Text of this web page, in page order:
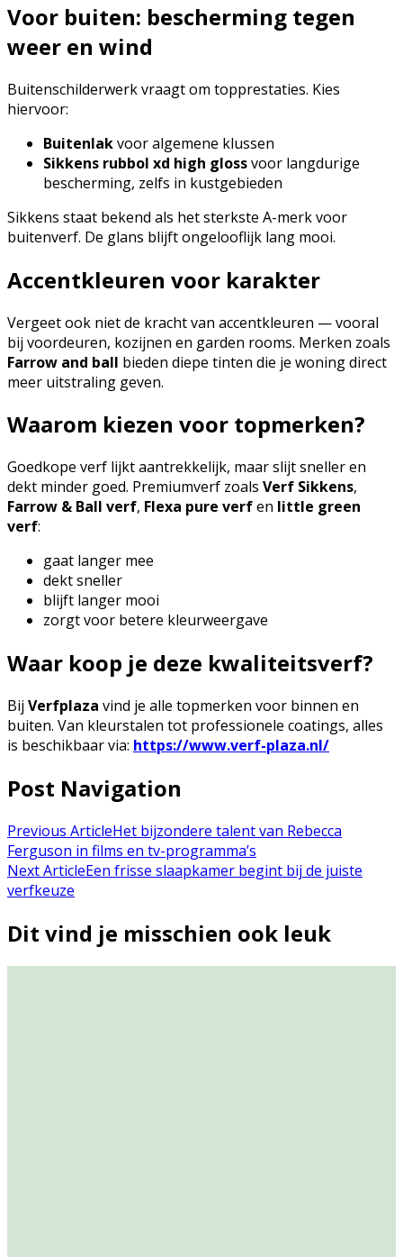
Voor buiten: bescherming tegen
weer en wind
Buitenschilderwerk vraagt om topprestaties. Kies
hiervoor:
Buitenlakvoor algemene klussen
Sikkens rubbol xd high glossvoor langdurige
bescherming, zelfs in kustgebieden
Sikkens staat bekend als het sterkste A-merk voor
buitenverf. De glans blijft ongelooflijk lang mooi.
Accentkleuren voor karakter
Vergeet ook niet de kracht van accentkleuren — vooral
bij voordeuren, kozijnen en garden rooms. Merken zoals
Farrow and ball bieden diepe tinten die je woning direct
meer uitstraling geven.
Waarom kiezen voor topmerken?
Goedkope verf lijkt aantrekkelijk, maar slijt sneller en
dekt minder goed. Premiumverf zoals Verf Sikkens,
Farrow & Ball verf, Flexa pure verfen little green
verf:
gaat langer mee
dekt sneller
blijft langer mooi
zorgt voor betere kleurweergave
Waar koop je deze kwaliteitsverf?
Bij Verfplaza vind je alle topmerken voor binnen en
buiten. Van kleurstalen tot professionele coatings, alles
is beschikbaar via: https://www.verf-plaza.nl/
Post Navigation
Previous ArticleHet bijzondere talent van Rebecca
Ferguson in films en tv-programma’s
Next ArticleEen frisse slaapkamer begint bij de juiste
verfkeuze
Dit vind je misschien ook leuk